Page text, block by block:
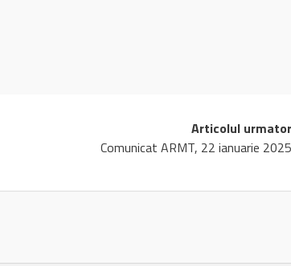
Articolul urmator
Comunicat ARMT, 22 ianuarie 2025